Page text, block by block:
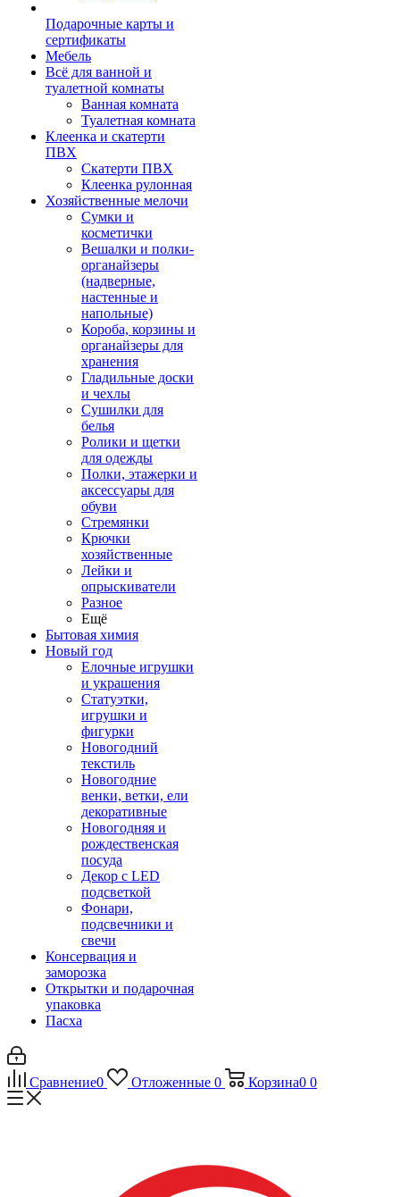
Подарочные карты и
сертификаты
Мебель
Всё для ванной и
туалетной комнаты
Ванная комната
Туалетная комната
Клеенка и скатерти
ПВХ
Скатерти ПВХ
Клеенка рулонная
Хозяйственные мелочи
Сумки и
косметички
Вешалки и полки-
органайзеры
(надверные,
настенные и
напольные)
Короба, корзины и
органайзеры для
хранения
Гладильные доски
и чехлы
Сушилки для
белья
Ролики и щетки
для одежды
Полки, этажерки и
аксессуары для
обуви
Стремянки
Крючки
хозяйственные
Лейки и
опрыскиватели
Разное
Ещё
Бытовая химия
Новый год
Елочные игрушки
и украшения
Статуэтки,
игрушки и
фигурки
Новогодний
текстиль
Новогодние
венки, ветки, ели
декоративные
Новогодняя и
рождественская
посуда
Декор с LED
подсветкой
Фонари,
подсвечники и
свечи
Консервация и
заморозка
Открытки и подарочная
упаковка
Пасха
Сравнение0 Отложенные 0 Корзина0 0